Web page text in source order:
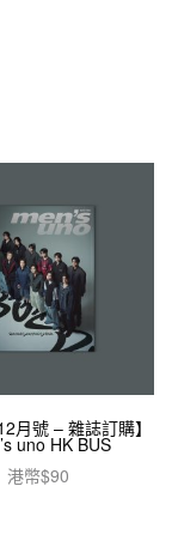
月號 – 雜誌訂購】
uno HK BUS
港幣$90